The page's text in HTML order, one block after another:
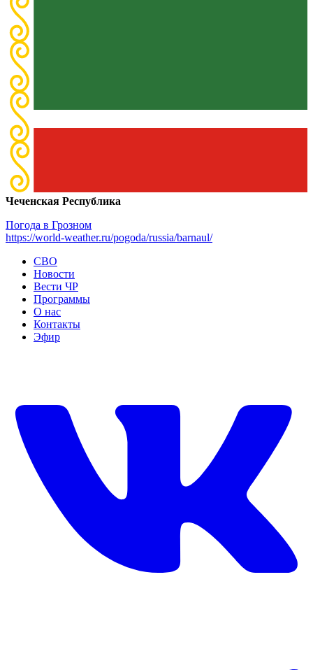
Чеченская Республика
Погода в Грозном
https://world-weather.ru/pogoda/russia/barnaul/
СВО
Новости
Вести ЧР
Программы
О нас
Контакты
Эфир